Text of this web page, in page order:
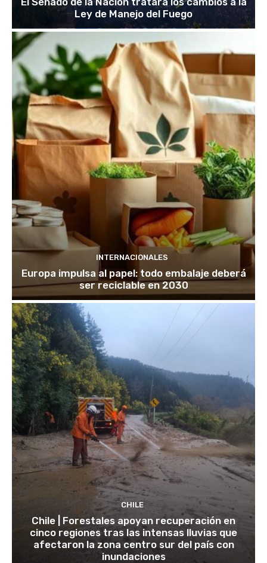
Ley de Manejo del Fuego
INTERNACIONALES
Europa impulsa al papel: todo embalaje deberá
ser reciclable en 2030
CHILE
Chile | Forestales apoyan recuperación en
cinco regiones tras las intensas lluvias que
afectaron la zona centro sur del país con
inundaciones